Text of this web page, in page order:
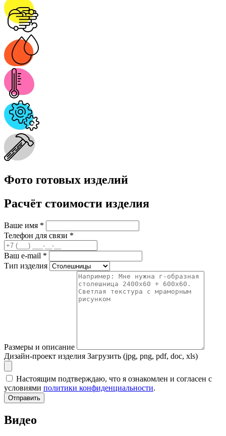
Фото готовых изделий
Расчёт стоимости изделия
Ваше имя *
Телефон для связи *
Ваш e-mail *
Тип изделия
Размеры и описание
Дизайн-проект изделия Загрузить (jpg, png, pdf, doc, xls)
Настоящим подтверждаю, что я ознакомлен и согласен с
условиями политики конфиденциальности.
Отправить
Видео